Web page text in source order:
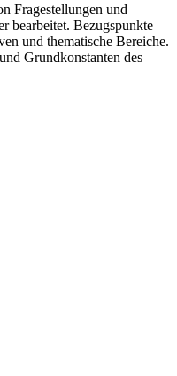
Fragestellungen und
bearbeitet. Bezugspunkte
und thematische Bereiche.
Grundkonstanten des